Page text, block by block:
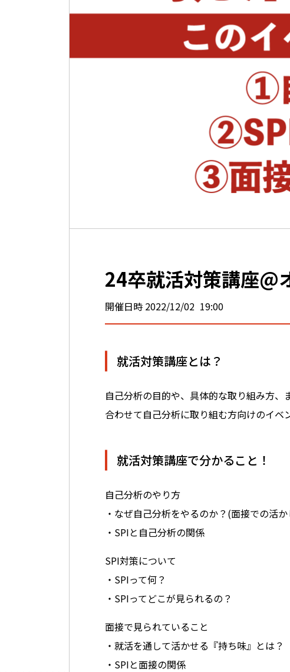
24卒就活対策講座
開催日時 2022/12/02 19:00
就活対策講座とは？
自己分析の目的や、具体的な取り組み方
合わせて自己分析に取り組む方向けのイベ
就活対策講座で分かること！
自己分析のやり方
・なぜ自己分析をやるのか？(面接での活
・SPIと自己分析の関係
SPI対策について
・SPIって何？
・SPIってどこが見られるの？
面接で見られていること
・就活を通して活かせる『持ち味』とは？
・SPIと面接の関係